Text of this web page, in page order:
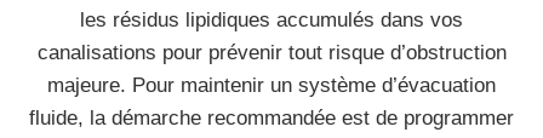
les résidus lipidiques accumulés dans vos
canalisations pour prévenir tout risque d’obstruction
majeure. Pour maintenir un système d’évacuation
fluide, la démarche recommandée est de programmer